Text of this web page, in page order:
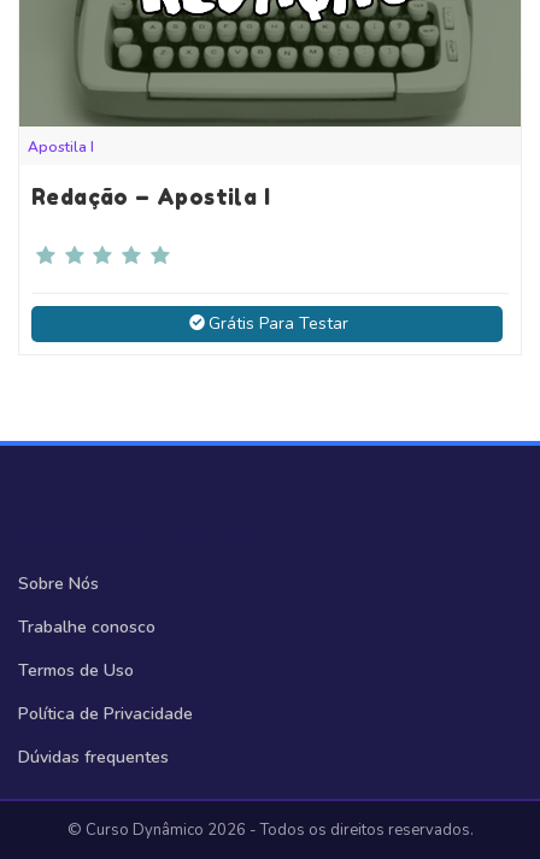
Apostila I
Redação – Apostila I
Grátis Para Testar
Sobre Nós
Trabalhe conosco
Termos de Uso
Política de Privacidade
Dúvidas frequentes
© Curso Dynâmico 2026 - Todos os direitos reservados.